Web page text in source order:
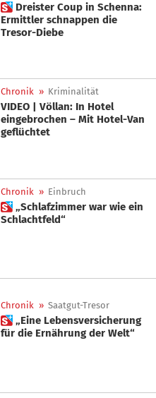
 Dreister Coup in Schenna:
Ermittler schnappen die
Tresor-Diebe
Chronik » Kriminalität
VIDEO | Völlan: In Hotel
eingebrochen – Mit Hotel-Van
geflüchtet
Chronik » Einbruch
 „Schlafzimmer war wie ein
Schlachtfeld“
Chronik » Saatgut-Tresor
 „Eine Lebensversicherung
für die Ernährung der Welt“